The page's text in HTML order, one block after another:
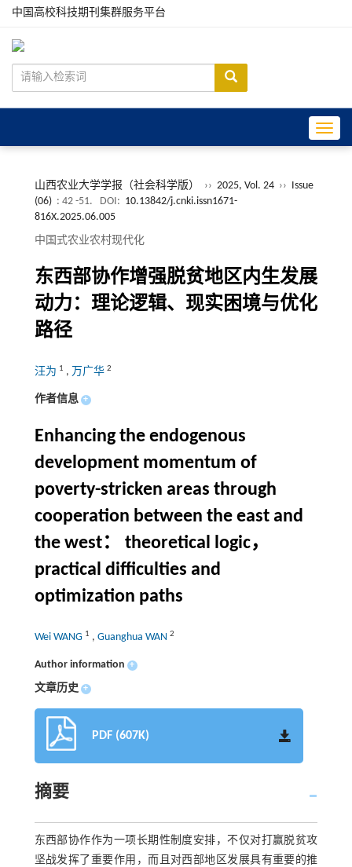
中国高校科技期刊集群服务平台
山西农业大学学报（社会科学版） ›› 2025, Vol. 24 ›› Issue
(06) : 42 -51. DOI: 10.13842/j.cnki.issn1671-
816X.2025.06.005
中国式农业农村现代化
东西部协作增强脱贫地区内生发展
动力：理论逻辑、现实困境与优化
路径
汪为 1 , 万广华 2
作者信息 +
Enhancing the endogenous
development momentum of
poverty-stricken areas through
cooperation between the east and
the west： theoretical logic，
practical difficulties and
optimization paths
Wei WANG 1 , Guanghua WAN 2
Author information +
文章历史 +
PDF (607K)
摘要
东西部协作作为一项长期性制度安排，不仅对打赢脱贫攻
坚战发挥了重要作用，而且对西部地区发展具有重要的推